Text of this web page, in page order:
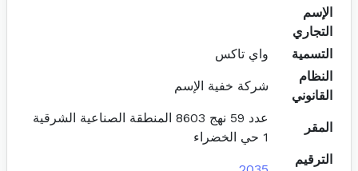
الإسم
التجاري
التسمية
واي تاكس
النظام
القانوني
شركة خفية الإسم
المقر
عدد 59 نهج 8603 المنطقة الصناعية الشرقية
1 حي الخضراء
الترقيم